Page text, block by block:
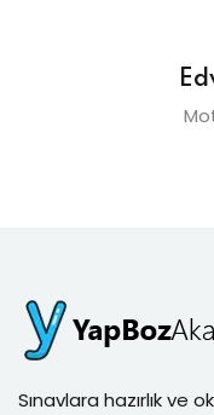
Sınavlara hazırlık ve